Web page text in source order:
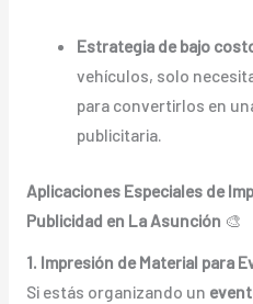
Estrategia de bajo
vehículos, solo
para convertirlos en
publicitaria.
Aplicaciones Especiales de
Publicidad en La Asunción 🎨
1. Impresión de Material para
Si estás organizando un